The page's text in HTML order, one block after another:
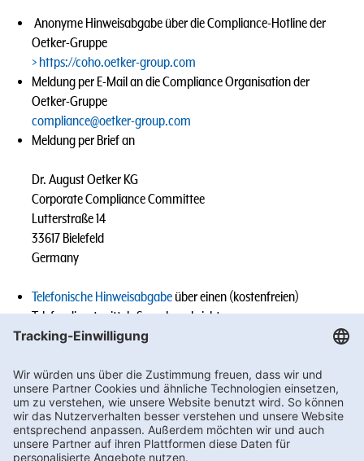
Anonyme Hinweisabgabe über die Compliance-Hotline der
Oetker-Gruppe
https://coho.oetker-group.com
Meldung per E-Mail an die Compliance Organisation der
Oetker-Gruppe
compliance@oetker-group.com
Meldung per Brief an
Dr. August Oetker KG
Corporate Compliance Committee
Lutterstraße 14
33617 Bielefeld
Germany
Telefonische Hinweisabgabe über einen (kostenfreien)
Telefondienst mittels Sprachnachricht
Meldungen von Mitarbeitenden der Oetker-Gruppe an die
Compliance Officer oder sonst benannten Ansprechpersonen
des jeweiligen Tochterunternehmens (z.B. im Rahmen eines
persönlichen Gesprächs).